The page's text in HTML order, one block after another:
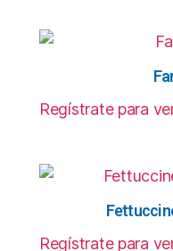
Regístrate para
Regístrate para